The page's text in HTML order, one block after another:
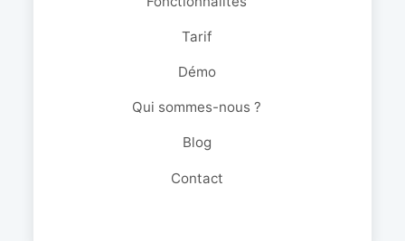
Tarif
Démo
Qui sommes-nous ?
Blog
Contact